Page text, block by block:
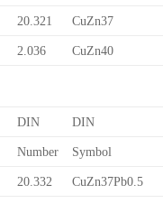
20.321 CuZn37
2.036 CuZn40
DIN DIN
Number Symbol
20.332 CuZn37Pb0.5